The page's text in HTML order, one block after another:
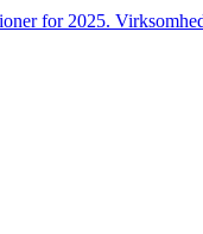
for 2025.